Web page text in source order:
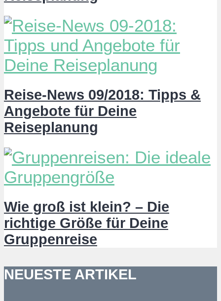
Reise-News 09/2018: Tipps &
Angebote für Deine
Reiseplanung
Wie groß ist klein? – Die
richtige Größe für Deine
Gruppenreise
NEUESTE ARTIKEL